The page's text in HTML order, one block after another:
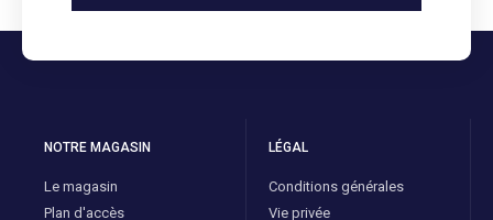
NOTRE MAGASIN
Le magasin
Plan d'accès
LÉGAL
Conditions générales
Vie privée